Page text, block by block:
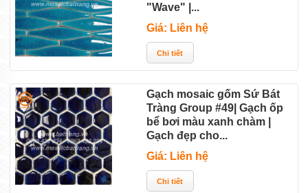
"Wave" |...
Giá: Liên hệ
Gạch mosaic gốm Sứ Bát
Tràng Group #49| Gạch ốp
bể bơi màu xanh chàm |
Gạch đẹp cho...
Giá: Liên hệ